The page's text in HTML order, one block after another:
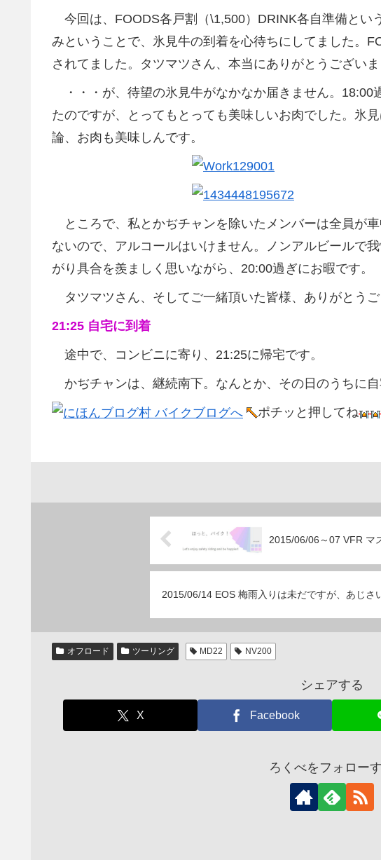
今回は、FOODS各戸割（\1,500）DRINK各自準備とい
みということで、氷見牛の到着を心待ちにしてました。
されてました。タツマツさん、本当にありがとうございま
・・・が、待望の氷見牛がなかなか届きません。18:00
たのですが、とってもとっても美味しいお肉でした。氷
論、お肉も美味しんです。
ところで、私とかぢチャンを除いたメンバーは全員が
ないので、アルコールはいけません。ノンアルビールで
がり具合を羨ましく思いながら、20:00過ぎにお暇です。
タツマツさん、そしてご一緒頂いた皆様、ありがとうご
21:25 自宅に到着
途中で、コンビニに寄り、21:25に帰宅です。
かぢチャンは、継続南下。なんとか、その日のうちに自
ポチッと押してね
2015/06/06～07 VFR マ
2015/06/14 EOS 梅雨入りは未だですが、あじさ
オフロード ツーリング MD22 NV200
シェアする
X Facebook
ろくべをフォロー